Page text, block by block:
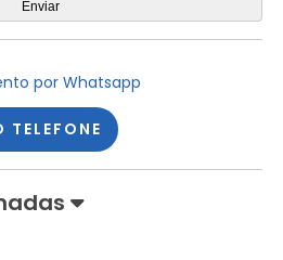
por Whatsapp
TELEFONE